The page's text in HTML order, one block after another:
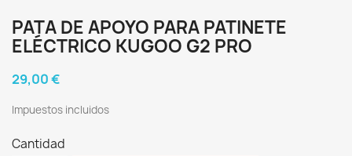
PATA DE APOYO PARA PATINETE
ELÉCTRICO KUGOO G2 PRO
29,00 €
Impuestos incluidos
Cantidad